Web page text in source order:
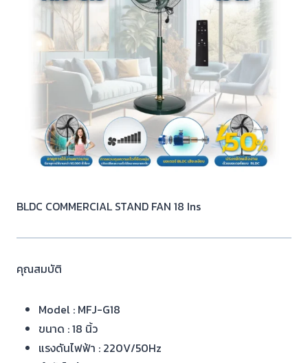
BLDC COMMERCIAL STAND FAN 18 Ins
คุณสมบัติ
Model : MFJ-G18
ขนาด : 18 นิ้ว
แรงดันไฟฟ้า : 220V/50Hz